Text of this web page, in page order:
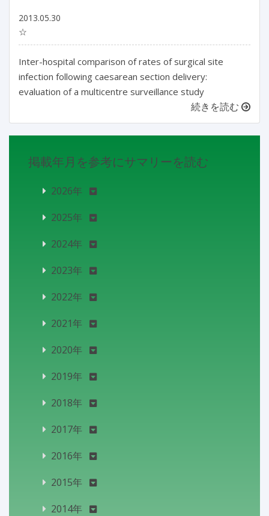
2013.05.30
☆
Inter-hospital comparison of rates of surgical site
infection following caesarean section delivery:
evaluation of a multicentre surveillance study
続きを読む
掲載年月を参考にサマリーを読む
2026年
2025年
2024年
2023年
2022年
2021年
2020年
2019年
2018年
2017年
2016年
2015年
2014年